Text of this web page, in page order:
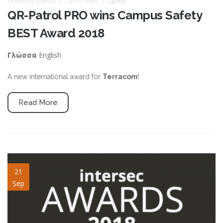
QR-Patrol PRO wins Campus Safety
BEST Award 2018
Γλώσσα English
A new international award for Terracom!
Read More
21
Sep
INTERSEC-AWARDS-2018-
slide.png